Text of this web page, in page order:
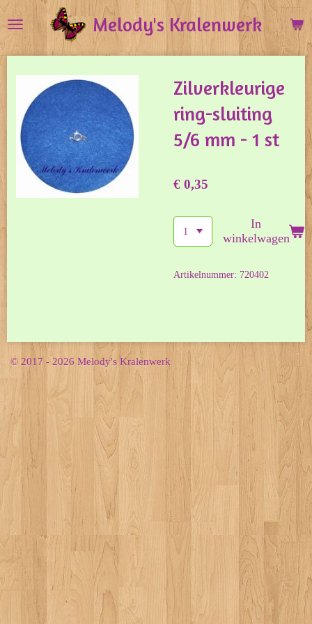
direct
naar
hoofdinhoud
Melody's Kralenwerk
Zilverkleurige
ring-sluiting
5/6 mm - 1 st
€ 0,35
In
winkelwagen
Artikelnummer: 720402
© 2017 - 2026 Melody's Kralenwerk